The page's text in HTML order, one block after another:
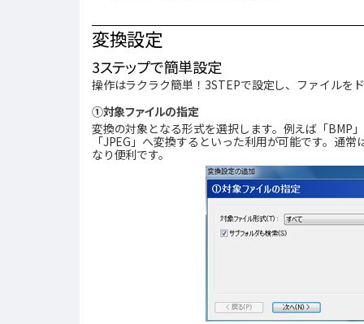
変換設定
3ステップで簡単設定
操作はラクラク簡単！3STEPで設定し、ファイルを
①対象ファイルの指定
変換の対象となる形式を選択します。例えば「BMP
「JPEG」へ変換するといった利用が可能です。通
なり便利です。